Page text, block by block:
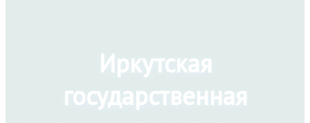
Иркутская
государственная